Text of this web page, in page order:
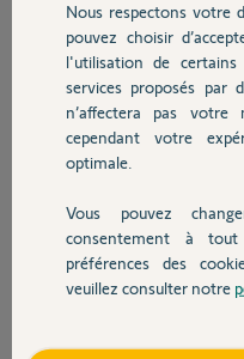
Chauffage
Autres produits
Devis avec un pro
Contact
daniel F.
il y a environ 3 ans
Participer
Réponses
Bonjour Daniel,
Ce bouton n'est pas un bouton
Il vous permet de
le coin nuit de vos enfants.
Nous respectons votre
pouvez choisir
l'utilisation de
services proposés par
n’affectera pas
cependant votre
optimale.
Vous pouvez
consentement à
préférences des
veuillez consulter notre